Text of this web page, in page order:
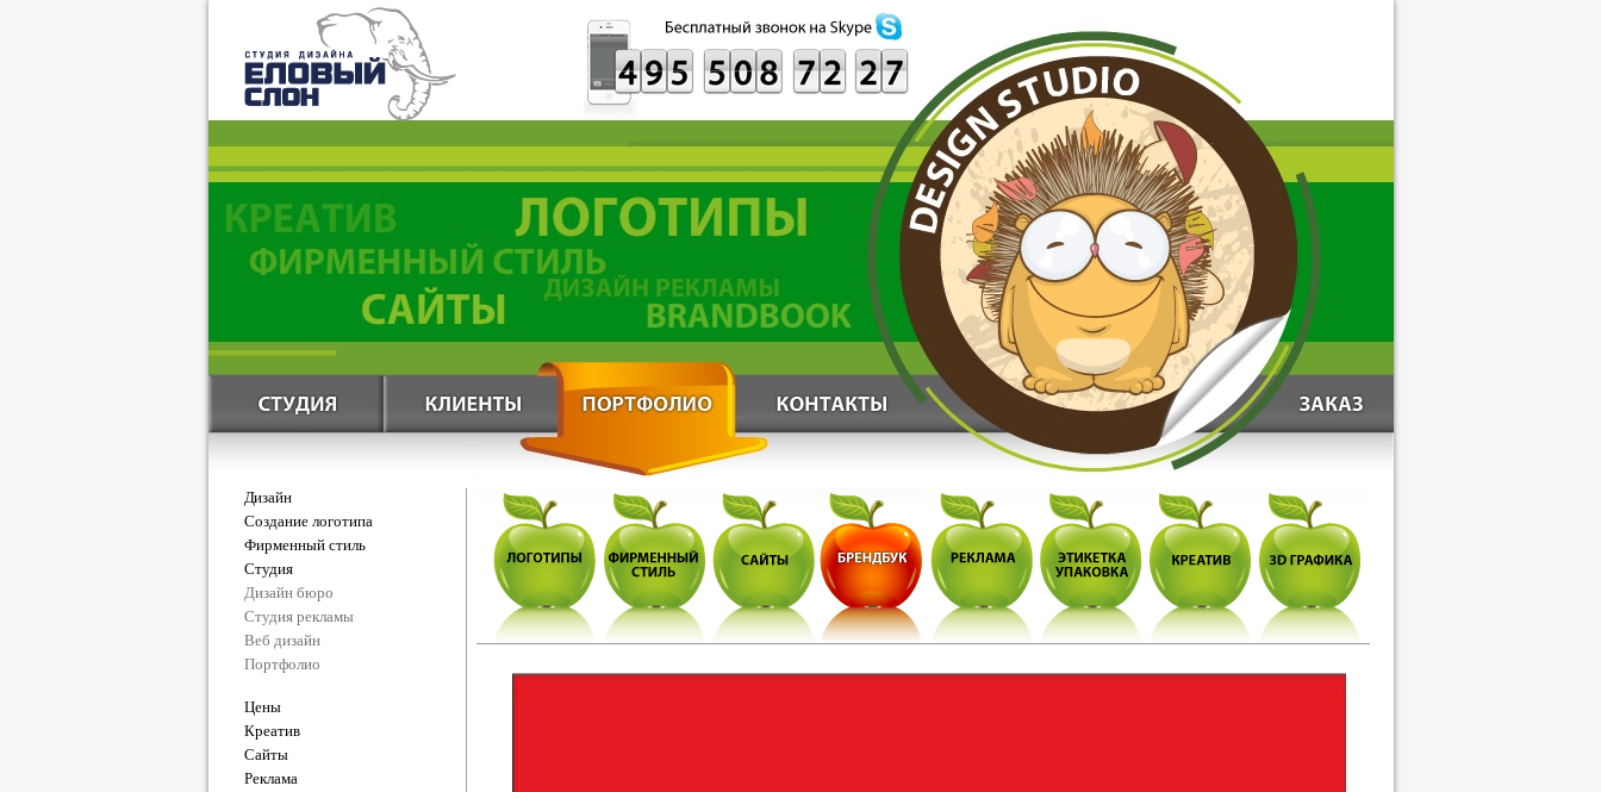
Дизайн
Создание логотипа
Фирменный стиль
Студия
Дизайн бюро
Студия рекламы
Веб дизайн
Портфолио
Цены
Креатив
Сайты
Реклама